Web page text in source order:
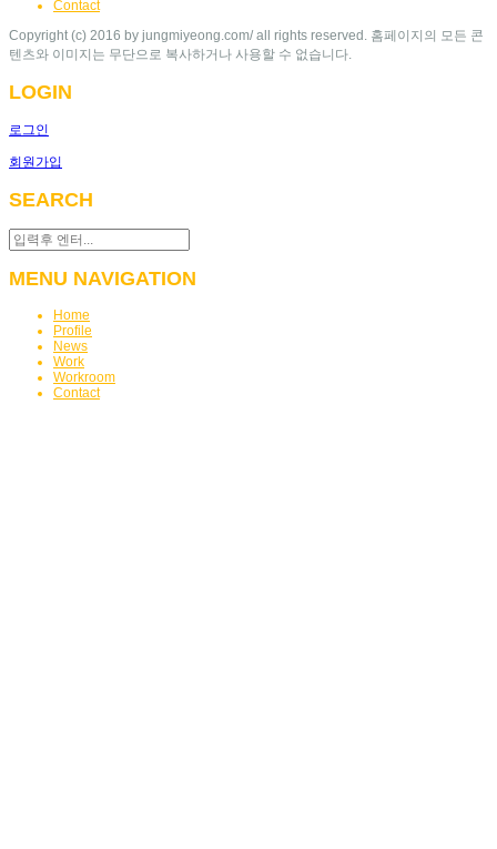
Contact
Copyright (c) 2016 by jungmiyeong.com/ all rights reserved. 홈페이지의 모든 콘
텐츠와 이미지는 무단으로 복사하거나 사용할 수 없습니다.
LOGIN
로그인
회원가입
SEARCH
MENU NAVIGATION
Home
Profile
News
Work
Workroom
Contact